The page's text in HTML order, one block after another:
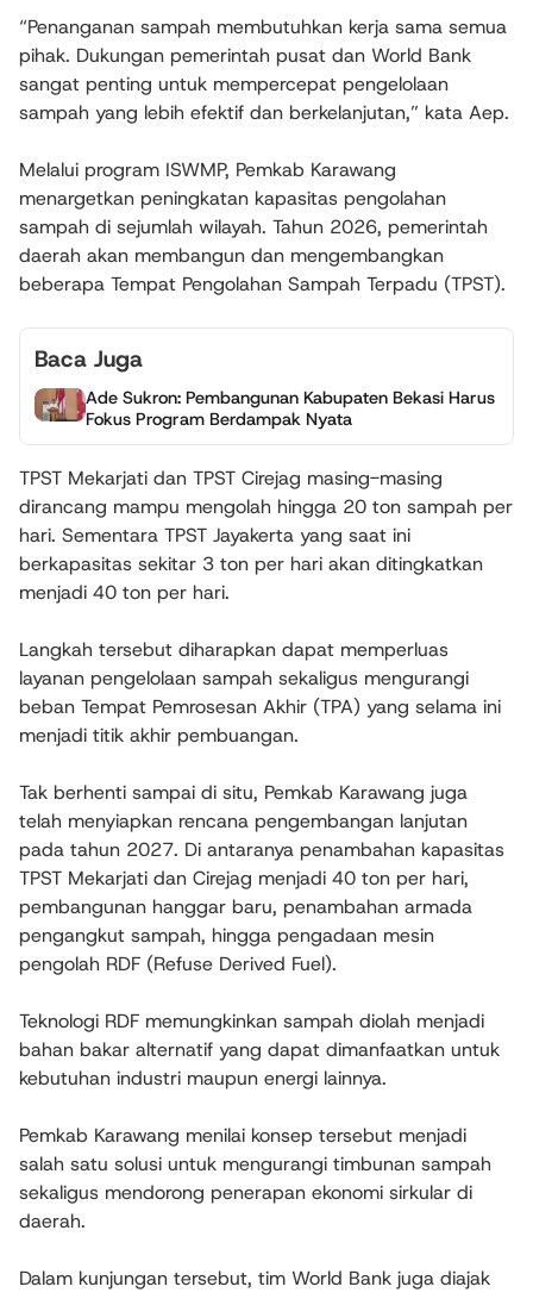
“Penanganan sampah membutuhkan kerja sama semua
pihak. Dukungan pemerintah pusat dan World Bank
sangat penting untuk mempercepat pengelolaan
sampah yang lebih efektif dan berkelanjutan,” kata Aep.
Melalui program ISWMP, Pemkab Karawang
menargetkan peningkatan kapasitas pengolahan
sampah di sejumlah wilayah. Tahun 2026, pemerintah
daerah akan membangun dan mengembangkan
beberapa Tempat Pengolahan Sampah Terpadu (TPST).
Baca Juga
Ade Sukron: Pembangunan Kabupaten Bekasi Harus
Fokus Program Berdampak Nyata
TPST Mekarjati dan TPST Cirejag masing-masing
dirancang mampu mengolah hingga 20 ton sampah per
hari. Sementara TPST Jayakerta yang saat ini
berkapasitas sekitar 3 ton per hari akan ditingkatkan
menjadi 40 ton per hari.
Langkah tersebut diharapkan dapat memperluas
layanan pengelolaan sampah sekaligus mengurangi
beban Tempat Pemrosesan Akhir (TPA) yang selama ini
menjadi titik akhir pembuangan.
Tak berhenti sampai di situ, Pemkab Karawang juga
telah menyiapkan rencana pengembangan lanjutan
pada tahun 2027. Di antaranya penambahan kapasitas
TPST Mekarjati dan Cirejag menjadi 40 ton per hari,
pembangunan hanggar baru, penambahan armada
pengangkut sampah, hingga pengadaan mesin
pengolah RDF (Refuse Derived Fuel).
Teknologi RDF memungkinkan sampah diolah menjadi
bahan bakar alternatif yang dapat dimanfaatkan untuk
kebutuhan industri maupun energi lainnya.
Pemkab Karawang menilai konsep tersebut menjadi
salah satu solusi untuk mengurangi timbunan sampah
sekaligus mendorong penerapan ekonomi sirkular di
daerah.
Dalam kunjungan tersebut, tim World Bank juga diajak